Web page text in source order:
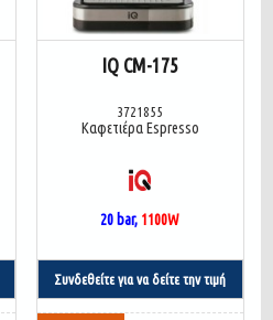
IQ CM-175
3721855
Καφετιέρα Espresso
20 bar, 1100W
Συνδεθείτε για να δείτε την τιμή